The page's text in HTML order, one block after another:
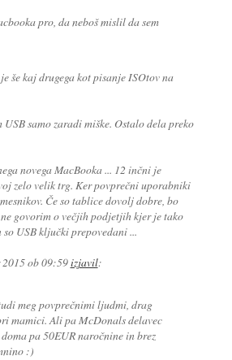
pro, da neboš mislil da sem
še kaj drugega kot pisanje ISOtov na
samo zaradi miške. Ostalo dela preko
novega MacBooka ... 12 inčni je
zelo velik trg. Ker povprečni uporabniki
Če so tablice dovolj dobre, bo
govorim o večjih podjetjih kjer je tako
USB ključki prepovedani ...
2015 ob 09:59izjavil:
meg povprečnimi ljudmi, drag
mamici. Ali pa McDonals delavec
pa 50EUR naročnine in brez
:)